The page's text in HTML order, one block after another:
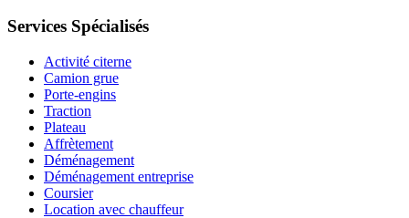
Services Spécialisés
Activité citerne
Camion grue
Porte-engins
Traction
Plateau
Affrètement
Déménagement
Déménagement entreprise
Coursier
Location avec chauffeur